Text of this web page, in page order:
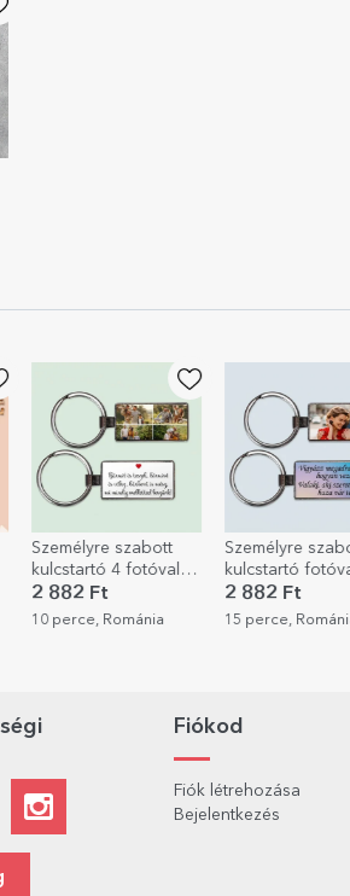
Személyre szabott
kulcstartó fotóval és
szöveggel
2 882 Ft
15 perce, Románia
Személyre
baba body
- Nasi kérés
3 122 Ft
24 perce,
Fiókod
Fiók létrehozása
Bejelentkezés